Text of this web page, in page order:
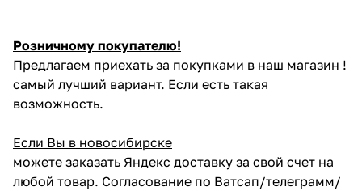
Розничному покупателю!
Предлагаем приехать за покупками в наш магазин !
самый лучший вариант. Если есть такая
возможность.
Если Вы в новосибирске
можете заказать Яндекс доставку за свой счет на
любой товар. Согласование по Ватсап/телеграмм/